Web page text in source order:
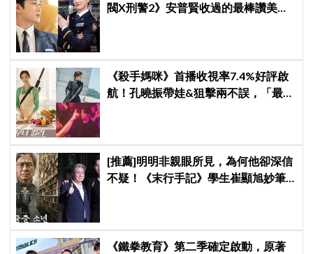
閥X刑警2》安普賢收過的最棒讚美，
《殺手媽咪》首播收視率7.4%好評啟
航！孔曉振帶娃&狙擊兩不誤，「最狂
[推薦]明明非親眼所見，為何他卻深信
不疑！《末行手記》學生崔顯旭妙筆
《鐵拳教育》第二季確定啟動，原著